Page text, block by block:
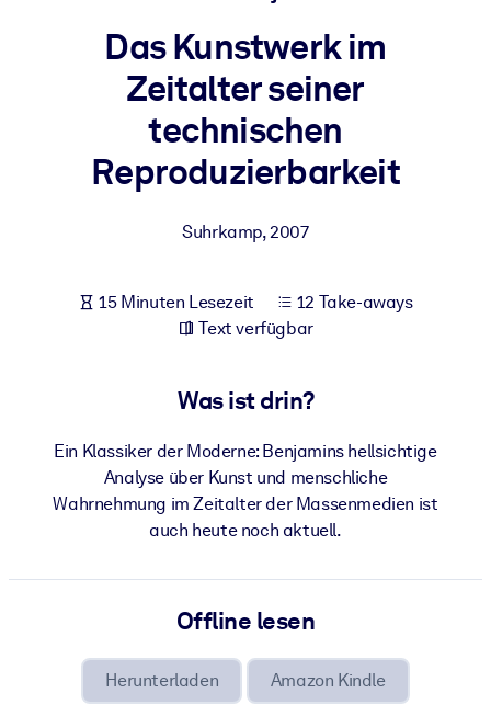
Bauen Sie eine gesunde und resiliente Belegschaft auf.
Integrieren Sie kompaktes, verifiziertes Wissen in Ihr LMS/LXP für
vertrauenswürdigem, praxisnahem Business-Wissen.
Nutzen Sie verlässliches, strukturiertes Wissen, um die Ergebnisse
Ihrer KI-Systeme zu optimieren.
Das Kunstwerk im
Zeitalter seiner
technischen
Reproduzierbarkeit
Suhrkamp,2007
15 Minuten Lesezeit
12 Take-aways
Text verfügbar
Was ist drin?
Ein Klassiker der Moderne: Benjamins hellsichtige
Analyse über Kunst und menschliche
Wahrnehmung im Zeitalter der Massenmedien ist
auch heute noch aktuell.
Offline lesen
Herunterladen Amazon Kindle